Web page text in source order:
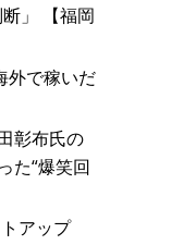
」 【福岡
外で稼いだ
彰布氏の
た“爆笑回
アップ